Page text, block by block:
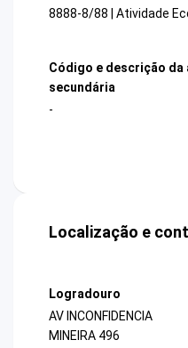
8888-8/88 | Atividade
Código e descrição
secundária
-
Localização e
Logradouro
AV INCONFIDENCIA
MINEIRA 496